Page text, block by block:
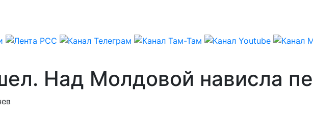
Над Молдовой нависла